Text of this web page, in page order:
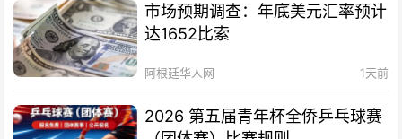
市场预期调查：年底美元汇率预计
达1652比索
阿根廷华人网 1天前
2026 第五届青年杯全侨乒乓球赛